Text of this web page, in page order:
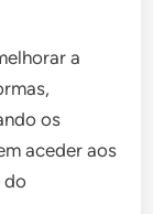
a
os
aceder aos
do